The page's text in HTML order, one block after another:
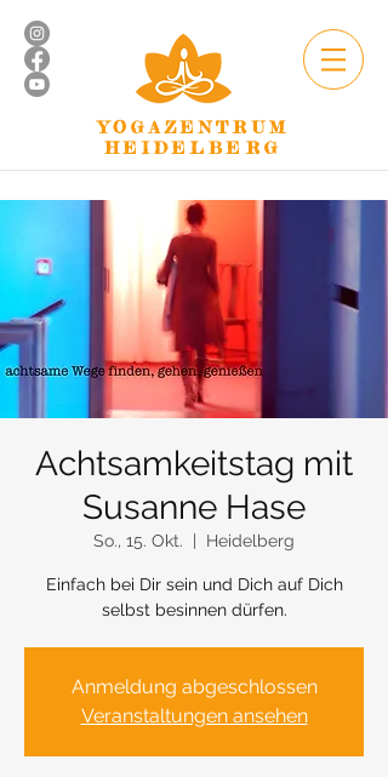
YOGAZENTRUM
HEIDELBERG
Achtsamkeitstag mit
Susanne Hase
So., 15. Okt. Heidelberg
Einfach bei Dir sein und Dich auf Dich
selbst besinnen dürfen.
Anmeldung abgeschlossen
Veranstaltungen ansehen